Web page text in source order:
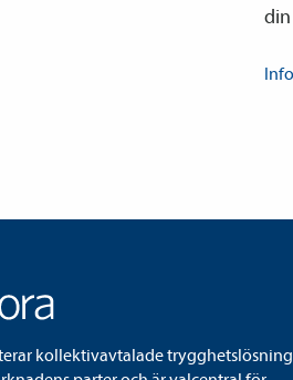
kollektivavtalade